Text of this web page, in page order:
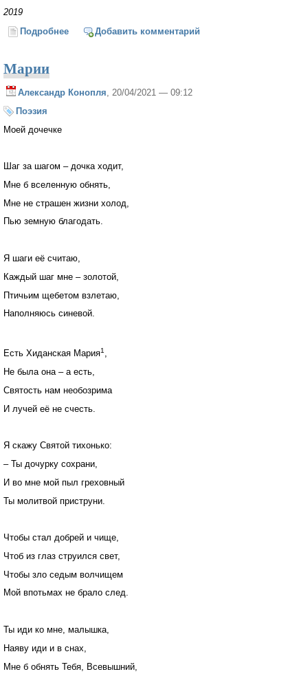
2019
Подробнее о Оживлённые воды весны
Добавить комментарий
Марии
Александр Конопля, 20/04/2021 — 09:12
Поэзия
Моей дочечке
Шаг за шагом – дочка ходит,
Мне б вселенную обнять,
Мне не страшен жизни холод,
Пью земную благодать.
Я шаги её считаю,
Каждый шаг мне – золотой,
Птичьим щебетом взлетаю,
Наполняюсь синевой.
Есть Хиданская Мария1 ,
Не была она – а есть,
Святость нам необозрима
И лучей её не счесть.
Я скажу Святой тихонько:
– Ты дочурку сохрани,
И во мне мой пыл греховный
Ты молитвой приструни.
Чтобы стал добрей и чище,
Чтоб из глаз струился свет,
Чтобы зло седым волчищем
Мой впотьмах не брало след.
Ты иди ко мне, малышка,
Наяву иди и в снах,
Мне б обнять Тебя, Всевышний,